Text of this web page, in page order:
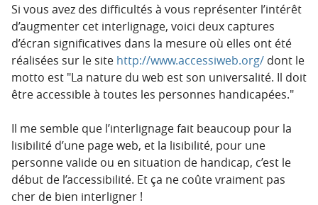
Si vous avez des difficultés à vous représenter l’intérêt
d’augmenter cet interlignage, voici deux captures
d’écran significatives dans la mesure où elles ont été
réalisées sur le site http://www.accessiweb.org/ dont le
motto est La nature du web est son universalité. Il doit
être accessible à toutes les personnes handicapées.
Il me semble que l’interlignage fait beaucoup pour la
lisibilité d’une page web, et la lisibilité, pour une
personne valide ou en situation de handicap, c’est le
début de l’accessibilité. Et ça ne coûte vraiment pas
cher de bien interligner !